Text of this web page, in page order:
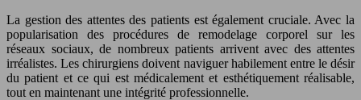
La gestion des attentes des patients est également cruciale. Avec la
popularisation des procédures de remodelage corporel sur les
réseaux sociaux, de nombreux patients arrivent avec des attentes
irréalistes. Les chirurgiens doivent naviguer habilement entre le désir
du patient et ce qui est médicalement et esthétiquement réalisable,
tout en maintenant une intégrité professionnelle.